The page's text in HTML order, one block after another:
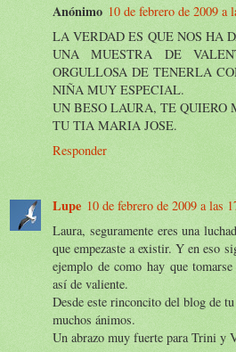
Anónimo 10 de febrero de 2009 a
LA VERDAD ES QUE NOS HA
UNA MUESTRA DE
ORGULLOSA DE TENERLA
NIÑA MUY ESPECIAL.
UN BESO LAURA, TE QUIERO
TU TIA MARIA JOSE.
Responder
Lupe 10 de febrero de 2009 a las
Laura, seguramente eres una
que empezaste a existir. Y en eso
ejemplo de como hay que
así de valiente.
Desde este rinconcito del blog de
muchos ánimos.
Un abrazo muy fuerte para Trini y